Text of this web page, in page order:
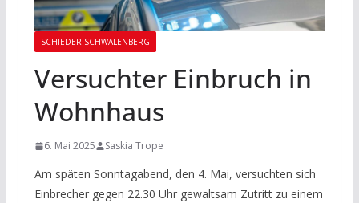
SCHIEDER-SCHWALENBERG
Versuchter Einbruch in
Wohnhaus
6. Mai 2025 Saskia Trope
Am späten Sonntagabend, den 4. Mai, versuchten sich
Einbrecher gegen 22.30 Uhr gewaltsam Zutritt zu einem